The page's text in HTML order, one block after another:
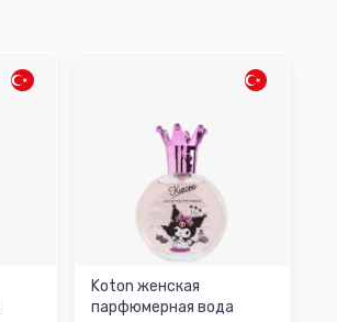
Koton женская
парфюмерная вода